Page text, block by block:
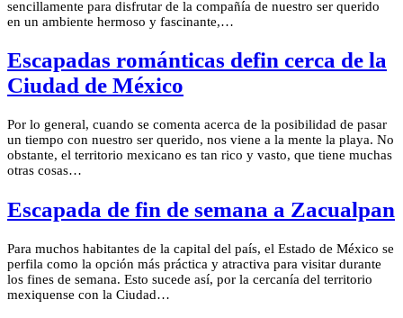
sencillamente para disfrutar de la compañía de nuestro ser querido
en un ambiente hermoso y fascinante,…
Escapadas románticas defin cerca de la
Ciudad de México
Por lo general, cuando se comenta acerca de la posibilidad de pasar
un tiempo con nuestro ser querido, nos viene a la mente la playa. No
obstante, el territorio mexicano es tan rico y vasto, que tiene muchas
otras cosas…
Escapada de fin de semana a Zacualpan
Para muchos habitantes de la capital del país, el Estado de México se
perfila como la opción más práctica y atractiva para visitar durante
los fines de semana. Esto sucede así, por la cercanía del territorio
mexiquense con la Ciudad…